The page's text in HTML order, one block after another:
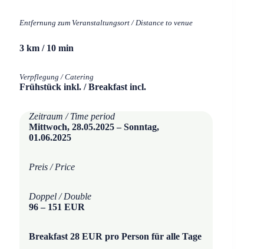
Entfernung zum Veranstaltungsort / Distance to venue
3 km / 10 min
Verpflegung / Catering
Frühstück inkl. / Breakfast incl.
Zeitraum / Time period
Mittwoch, 28.05.2025 – Sonntag,
01.06.2025
Preis / Price
Doppel / Double
96 – 151 EUR
Breakfast 28 EUR pro Person für alle Tage